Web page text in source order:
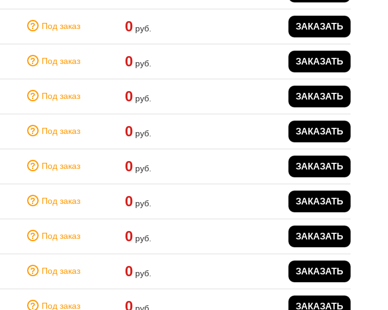
Под заказ 0 руб. ЗАКАЗАТЬ
Под заказ 0 руб. ЗАКАЗАТЬ
Под заказ 0 руб. ЗАКАЗАТЬ
Под заказ 0 руб. ЗАКАЗАТЬ
Под заказ 0 руб. ЗАКАЗАТЬ
Под заказ 0 руб. ЗАКАЗАТЬ
Под заказ 0 руб. ЗАКАЗАТЬ
Под заказ 0 руб. ЗАКАЗАТЬ
Под заказ 0 ЗАКАЗАТЬ